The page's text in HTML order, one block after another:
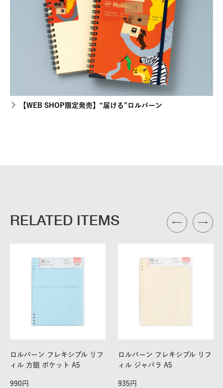
【WEB SHOP限定発売】“届ける”ロルバーン
RELATED ITEMS
ロルバーン フレキシブル リフ
ィル 方眼 ポケット A5
990
ロルバーン フレキシブル リフ
ィル ジャバラ A5
935